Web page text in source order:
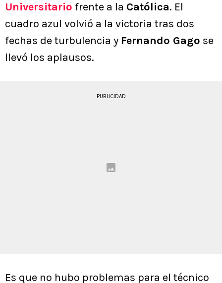
Universitario frente a la Católica. El
cuadro azul volvió a la victoria tras dos
fechas de turbulencia y Fernando Gago se
llevó los aplausos.
PUBLICIDAD
Es que no hubo problemas para el técnico